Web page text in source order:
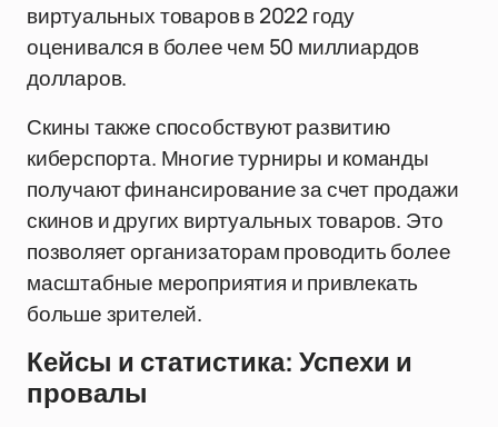
виртуальных товаров в 2022 году
оценивался в более чем 50 миллиардов
долларов.
Скины также способствуют развитию
киберспорта. Многие турниры и команды
получают финансирование за счет продажи
скинов и других виртуальных товаров. Это
позволяет организаторам проводить более
масштабные мероприятия и привлекать
больше зрителей.
Кейсы и статистика: Успехи и
провалы